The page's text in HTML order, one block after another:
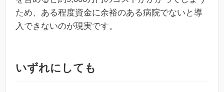
ため、ある程度資金に余裕のある病院でないと導
入できないのが現実です。
いずれにしても